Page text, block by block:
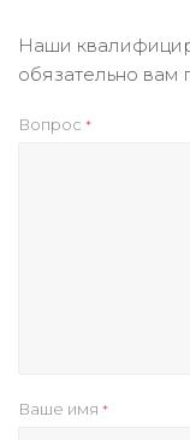
Наши
обязательно вам
Вопрос *
Ваше имя *